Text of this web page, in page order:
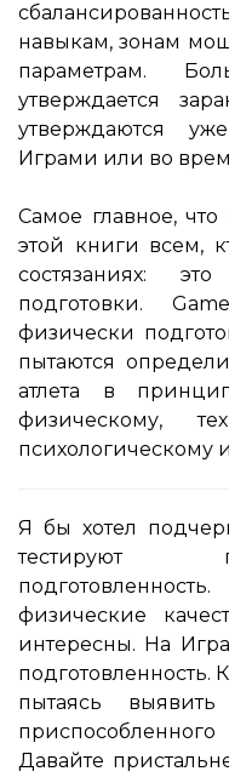
навыкам, зонам
параметрам.
утверждается
утверждаются
Играми или во
Самое главное,
этой книги всем,
состязаниях:
подготовки.
физически
пытаются
атлета в
физическому,
психологическому
Я бы хотел
тестируют
физические
интересны. На
подготовленность.
пытаясь
Давайте